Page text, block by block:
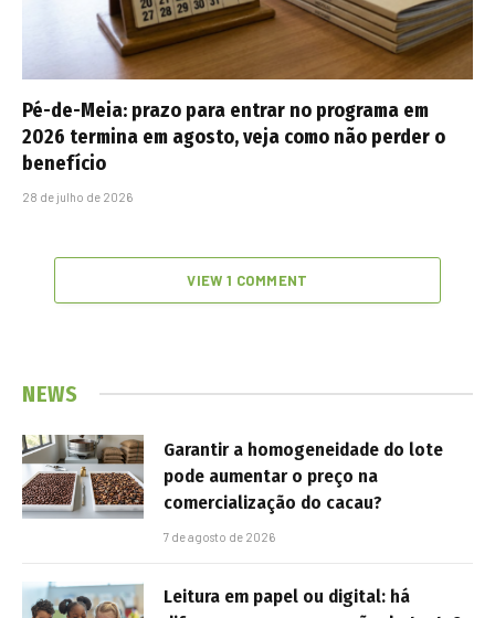
Pé-de-Meia: prazo para entrar no programa em
2026 termina em agosto, veja como não perder o
benefício
28 de julho de 2026
VIEW 1 COMMENT
NEWS
Garantir a homogeneidade do lote
pode aumentar o preço na
comercialização do cacau?
7 de agosto de 2026
Leitura em papel ou digital: há